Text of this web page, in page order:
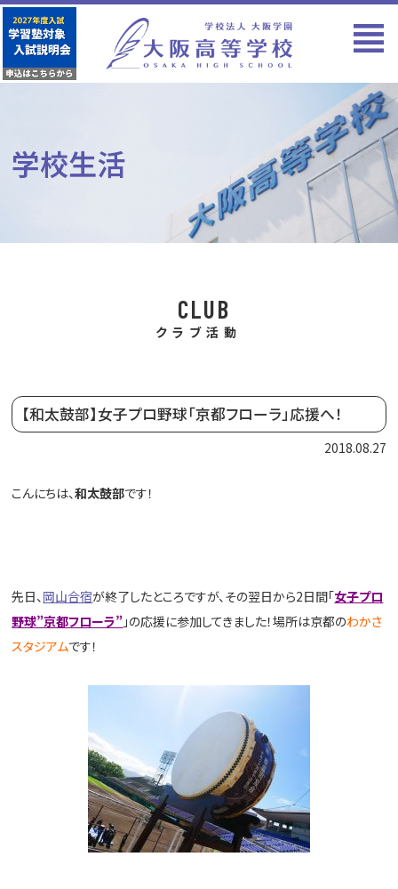
学校生活
CLUB
クラブ活動
【和太鼓部】女子プロ野球「京都フローラ」応援へ！
2018.08.27
こんにちは、和太鼓部です！
先日、 岡山合宿が終了したところですが、その翌日から2日間「女子プロ
野球”京都フローラ” 」の応援に参加してきました！場所は京都のわかさ
スタジアムです！